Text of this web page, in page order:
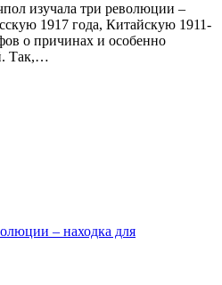
изучала три революции –
1917 года, Китайскую 1911-
о причинах и особенно
Так,…